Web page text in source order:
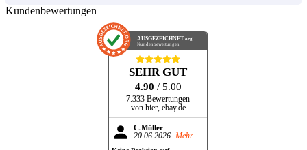
auf
Kundenbewertungen
AUSGEZEICHNET .org
Kundenbewertungen
SEHR GUT
4.90 / 5.00
7.333 Bewertungen
von hier, ebay.de
C.Müller
20.06.2026 Mehr